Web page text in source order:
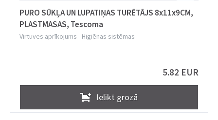
PURO SŪKĻA UN LUPATIŅAS TURĒTĀJS 8x11x9CM,
PLASTMASAS, Tescoma
Virtuves aprīkojums - Higiēnas sistēmas
5.82 EUR
Ielikt grozā